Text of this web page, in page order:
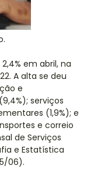
em abril, na
A alta se deu
e
serviços
(1,9%); e
e correio
de Serviços
e Estatística
06).